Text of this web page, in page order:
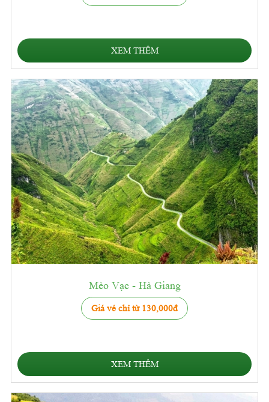
XEM THÊM
Mèo Vạc - Hà Giang
Giá vé chỉ từ 130,000đ
XEM THÊM